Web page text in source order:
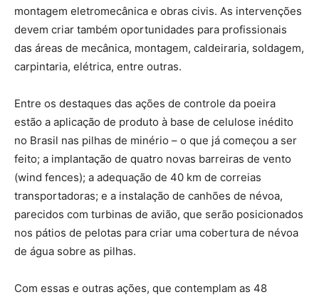
montagem eletromecânica e obras civis. As intervenções
devem criar também oportunidades para profissionais
das áreas de mecânica, montagem, caldeiraria, soldagem,
carpintaria, elétrica, entre outras.
Entre os destaques das ações de controle da poeira
estão a aplicação de produto à base de celulose inédito
no Brasil nas pilhas de minério – o que já começou a ser
feito; a implantação de quatro novas barreiras de vento
(wind fences); a adequação de 40 km de correias
transportadoras; e a instalação de canhões de névoa,
parecidos com turbinas de avião, que serão posicionados
nos pátios de pelotas para criar uma cobertura de névoa
de água sobre as pilhas.
Com essas e outras ações, que contemplam as 48